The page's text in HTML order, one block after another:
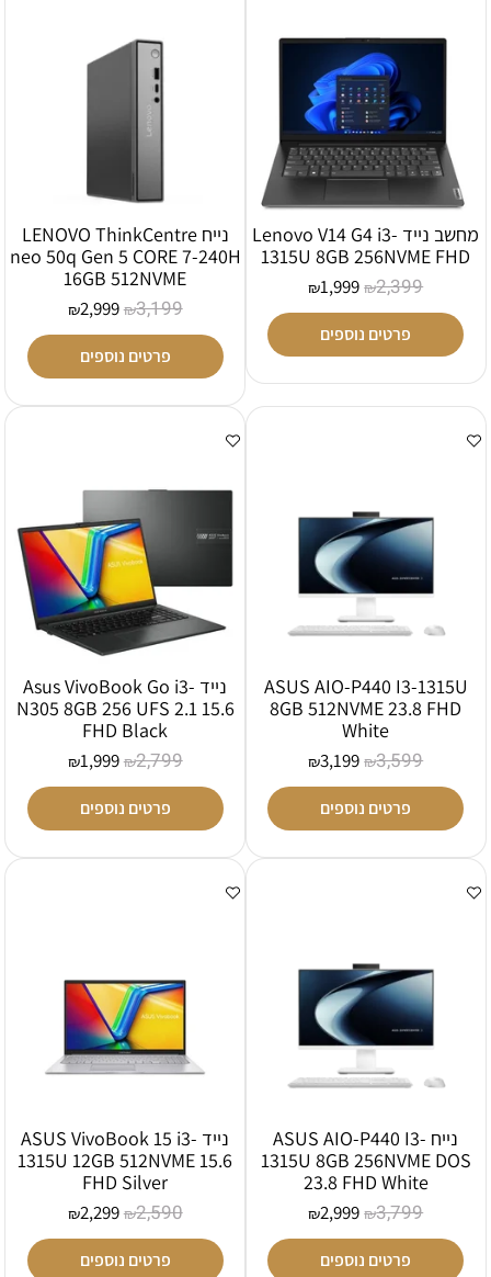
מחשב נייד Lenovo V14 G4 i3-
1315U 8GB 256NVME FHD
₪2,399
₪1,999
פרטים נוספים
נייח LENOVO ThinkCentre
neo 50q Gen 5 CORE 7-240H
16GB 512NVME
₪3,199
₪2,999
פרטים נוספים
ASUS AIO-P440 I3-1315U
8GB 512NVME 23.8 FHD
White
₪3,599
₪3,199
פרטים נוספים
נייד Asus VivoBook Go i3-
N305 8GB 256 UFS 2.1 15.6
FHD Black
₪2,799
₪1,999
פרטים נוספים
נייח ASUS AIO-P440 I3-
1315U 8GB 256NVME DOS
23.8 FHD White
₪3,799
₪2,999
פרטים נוספים
נייד ASUS VivoBook 15 i3-
1315U 12GB 512NVME 15.6
FHD Silver
₪2,590
₪2,299
פרטים נוספים